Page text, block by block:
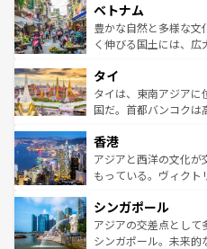
参照してほしい。
容にもいいと評判のス
が味わえる。
照してほしい。
き、地方に足を延ばせ
できる。そして、キム
まで、さまざまな韓国
リティに包まれながら
わ
覧を参照してほしい。
ベトナム
豊かな自然と多様な
く伸びる国土には、広
急速な発展と共に伝統
ーチミン市のフランス
醸し出している。また
とつ。フォーやバイン
ひ現地で味わいたい。
が旅行者を迎えてくれ
参照してほしい。
タイ
タイは、東南アジアに
国だ。首都バンコクは
の活気が交差している
帯で自然と触れ合い、
いビーチでリゾート気
激する。気候は一年中
が待っている。親しみ
た文化、そして多様な
香港
アジアと西洋の文化が
もっている。ヴィクト
み、どこを訪れても感
ており、効率よく見ど
うな絶景から文化的な
シンガポール
アジアの交差点として
シンガポール。未来的